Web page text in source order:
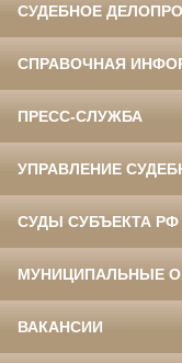
СУДЕБНОЕ
СПРАВОЧНАЯ
ПРЕСС-СЛУЖБА
УПРАВЛЕНИЕ
СУДЫ СУБЪЕКТА РФ
МУНИЦИПАЛЬНЫЕ
ВАКАНСИИ